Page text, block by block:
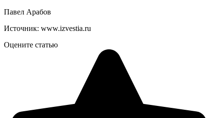
Павел Арабов
Источник: www.izvestia.ru
Оцените статью